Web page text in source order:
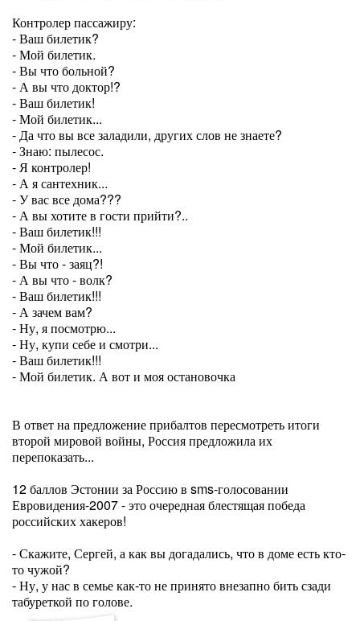
Контролер пассажиру:
- Ваш билетик?
- Мой билетик.
- Вы что больной?
- А вы что доктор!?
- Ваш билетик!
- Мой билетик...
- Да что вы все заладили, других слов не знаете?
- Знаю: пылесос.
- Я контролер!
- А я сантехник...
- У вас все дома???
- А вы хотите в гости прийти?..
- Ваш билетик!!!
- Мой билетик...
- Вы что - заяц?!
- А вы что - волк?
- Ваш билетик!!!
- А зачем вам?
- Ну, я посмотрю...
- Ну, купи себе и смотри...
- Ваш билетик!!!
- Мой билетик. А вот и моя остановочка
В ответ на предложение прибалтов пересмотреть итоги
второй мировой войны, Россия предложила их
перепоказать...
12 баллов Эстонии за Россию в sms-голосовании
Евровидения-2007 - это очередная блестящая победа
российских хакеров!
- Скажите, Сергей, а как вы догадались, что в доме есть кто-
то чужой?
- Ну, у нас в семье как-то не принято внезапно бить сзади
табуреткой по голове.